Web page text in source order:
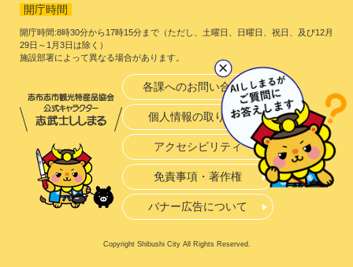
開庁時間
開庁時間:8時30分から17時15分まで（ただし、土曜日、日曜日、祝日、及び12月
29日～1月3日は除く）
施設部署によって異なる場合があります。
各課へのお問い合わせ
個人情報の取り扱い
アクセシビリティ
免責事項・著作権
バナー広告について
Copyright Shibushi City All Rights Reserved.